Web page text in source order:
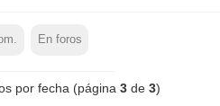
En foros
por fecha (página 3de 3)